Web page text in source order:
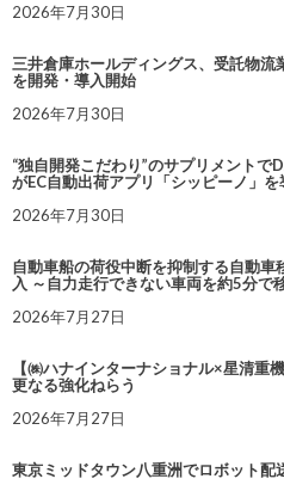
2026年7月30日
三井倉庫ホールディングス、受託物流
を開発・導入開始
2026年7月30日
“独自開発こだわり”のサプリメントで
がEC自動出荷アプリ「シッピーノ」を
2026年7月30日
自動車船の荷役中断を抑制する自動
入 ～自力走行できない車両を約5分で
2026年7月27日
【㈱ハナインターナショナル×星清重
更なる強化ねらう
2026年7月27日
東京ミッドタウン八重洲でロボット配